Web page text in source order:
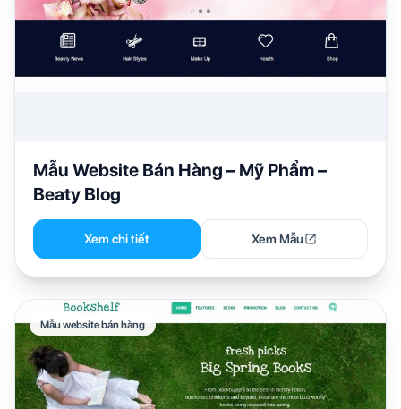
Mẫu Website Bán Hàng – Mỹ Phẩm –
Beaty Blog
Xem chi tiết Xem Mẫu
Mẫu website bán hàng